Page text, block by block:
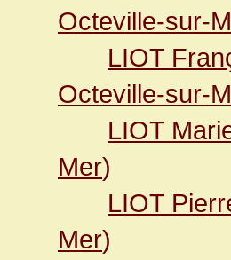
Octeville-sur-
LIOT
Octeville-sur-
LIOT
Mer)
LIOT
Mer)